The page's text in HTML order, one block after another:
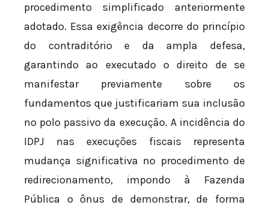
procedimento simplificado anteriormente
adotado. Essa exigência decorre do princípio
do contraditório e da ampla defesa,
garantindo ao executado o direito de se
manifestar previamente sobre os
fundamentos que justificariam sua inclusão
no polo passivo da execução. A incidência do
IDPJ nas execuções fiscais representa
mudança significativa no procedimento de
redirecionamento, impondo à Fazenda
Pública o ônus de demonstrar, de forma